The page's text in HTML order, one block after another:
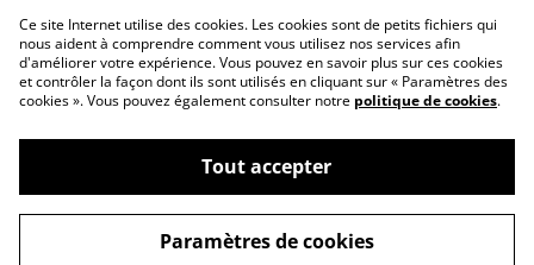
Conditions
Livraison
©2026
Patricia Giroldini Hyvernat - peintre
animalier
powered by
Ce site Internet utilise des cookies. Les cookies sont de petits fichiers qui
nous aident à comprendre comment vous utilisez nos services afin
d'améliorer votre expérience. Vous pouvez en savoir plus sur ces cookies
et contrôler la façon dont ils sont utilisés en cliquant sur « Paramètres des
cookies ». Vous pouvez également consulter notre politique de cookies.
Tout accepter
Paramètres de cookies